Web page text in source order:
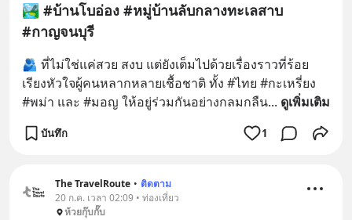
🏞️ #บ้านโบอ่อง #หมู่บ้านลับกลางทะเลสาบ
#กาญจนบุรี
🫂 ที่ไม่ใช่แค่สวย สงบ แต่ยังเต็มไปด้วยเรื่องราวที่ร้อย
เรียงหัวใจผู้คนหลากหลายเชื้อชาติ ทั้ง #ไทย #กะเหรี่ยง
#พม่า และ #มอญ ให้อยู่ร่วมกันอย่างกลมกลืน... ดูเพิ่มเติม
บันทึก 1
The TravelRoute • ติดตาม
20 ก.ค. เวลา 02:09 • ท่องเที่ยว
ห้วยกุ๊บกั๊บ